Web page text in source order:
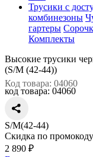
Трусики с
комбинезоны
гартеры
Комплекты
Высокие трусики
(S/M (42-44))
Код товара: 04060
код товара: 04060
S/M(42-44)
Скидка по промокоду
2 890 ₽